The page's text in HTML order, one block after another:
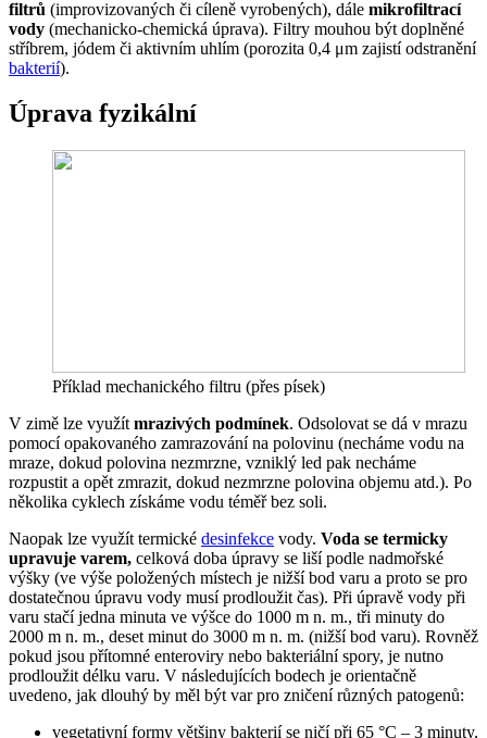
filtrů (improvizovaných či cíleně vyrobených), dále mikrofiltrací
vody (mechanicko-chemická úprava). Filtry mouhou být doplněné
stříbrem, jódem či aktivním uhlím (porozita 0,4 μm zajistí odstranění
bakterií).
Úprava fyzikální
Příklad mechanického filtru (přes písek)
V zimě lze využít mrazivých podmínek. Odsolovat se dá v mrazu
pomocí opakovaného zamrazování na polovinu (necháme vodu na
mraze, dokud polovina nezmrzne, vzniklý led pak necháme
rozpustit a opět zmrazit, dokud nezmrzne polovina objemu atd.). Po
několika cyklech získáme vodu téměř bez soli.
Naopak lze využít termické desinfekce vody. Voda se termicky
upravuje varem, celková doba úpravy se liší podle nadmořské
výšky (ve výše položených místech je nižší bod varu a proto se pro
dostatečnou úpravu vody musí prodloužit čas). Při úpravě vody při
varu stačí jedna minuta ve výšce do 1000 m n. m., tři minuty do
2000 m n. m., deset minut do 3000 m n. m. (nižší bod varu). Rovněž
pokud jsou přítomné enteroviry nebo bakteriální spory, je nutno
prodloužit délku varu. V následujících bodech je orientačně
uvedeno, jak dlouhý by měl být var pro zničení různých patogenů:
vegetativní formy většiny bakterií se ničí při 65 °C – 3 minuty,